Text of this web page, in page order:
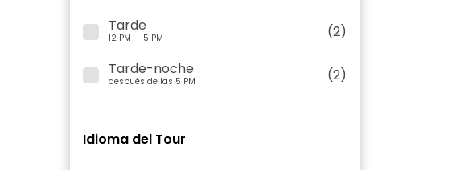
Tarde
12 PM — 5 PM
(2)
Tarde-noche
después de las 5 PM (2)
Idioma del Tour